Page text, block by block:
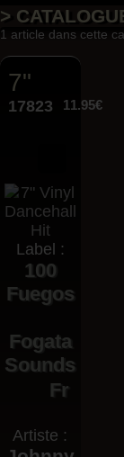
>
1 article dans cette
7"
17823 11.95€
Label :
100
Fuegos
Fogata
Sounds
Fr
Artiste :